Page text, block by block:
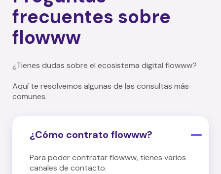
frecuentes sobre
flowww
¿Tienes dudas sobre el ecosistema digital flowww?
Aquí te resolvemos algunas de las consultas más
comunes.
¿Cómo contrato flowww?
Para poder contratar flowww, tienes varios
canales de contacto.